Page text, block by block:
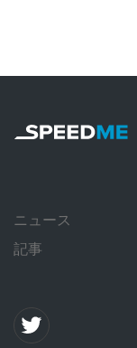
ニュース
記事